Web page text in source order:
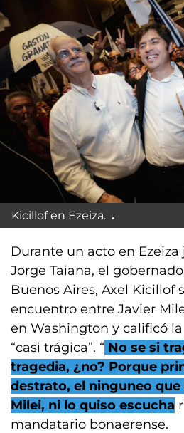
Kicillof en Ezeiza.
Durante un acto en
Jorge Taiana, el
Buenos Aires, Axel Kicillof
encuentro entre Javier
en Washington y calificó
“casi trágica”. “ No se si
tragedia, ¿no? Porque
destrato, el ninguneo
Milei, ni lo quiso escucha
mandatario bonaerense.